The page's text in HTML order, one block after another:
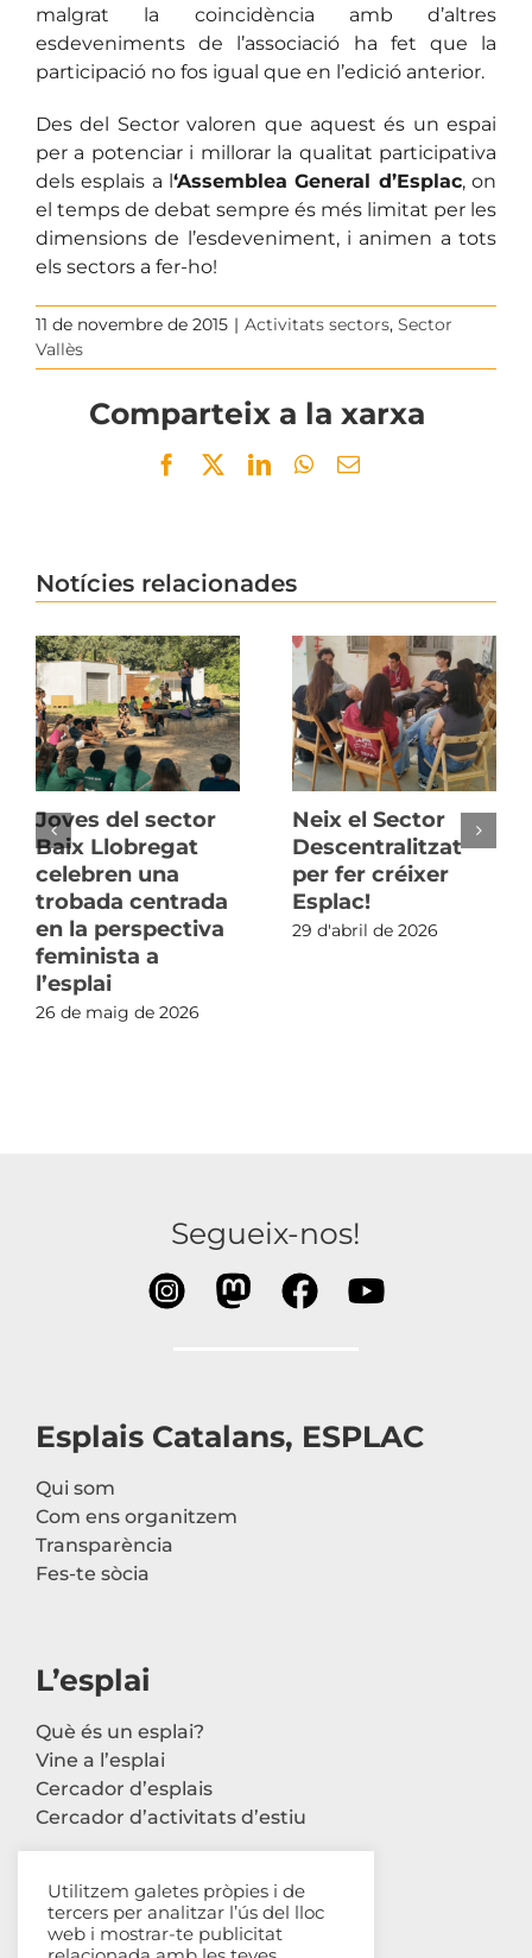
malgrat la coincidència amb d’altres
esdeveniments de l’associació ha fet que la
participació no fos igual que en l’edició anterior.
Des del Sector valoren que aquest és un espai
per a potenciar i millorar la qualitat participativa
dels esplais a l‘Assemblea General d’Esplac, on
el temps de debat sempre és més limitat per les
dimensions de l’esdeveniment, i animen a tots
els sectors a fer-ho!
11 de novembre de 2015 | Activitats sectors, Sector
Vallès
Comparteix a la xarxa
Facebook
TwitterLinkedInWhatsApp
Email
Notícies relacionades
Joves del sector
Baix Llobregat
celebren una
trobada centrada
en la perspectiva
feminista a
l’esplai
26 de maig de 2026
Neix el Sector
Descentralitzat
per fer créixer
Esplac!
29 d'abril de 2026
Segueix-nos!
Esplais Catalans, ESPLAC
Qui som
Com ens organitzem
Transparència
Fes-te sòcia
L’esplai
Què és un esplai?
Vine a l’esplai
Cercador d’esplais
Cercador d’activitats d’estiu
Contacte
Utilitzem galetes pròpies i de
tercers per analitzar l’ús del lloc
web i mostrar-te publicitat